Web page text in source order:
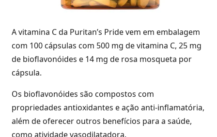
A vitamina C da Puritan’s Pride vem em embalagem
com 100 cápsulas com 500 mg de vitamina C, 25 mg
de bioflavonóides e 14 mg de rosa mosqueta por
cápsula.
Os bioflavonóides são compostos com
propriedades antioxidantes e ação anti-inflamatória,
além de oferecer outros benefícios para a saúde,
como atividade vasodilatadora.